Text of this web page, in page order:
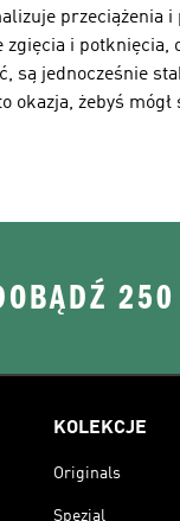
przeciążenia
zgięcia i
są jednocześnie
okazja, żebyś
250
KOLEKCJE
Originals
Spezial